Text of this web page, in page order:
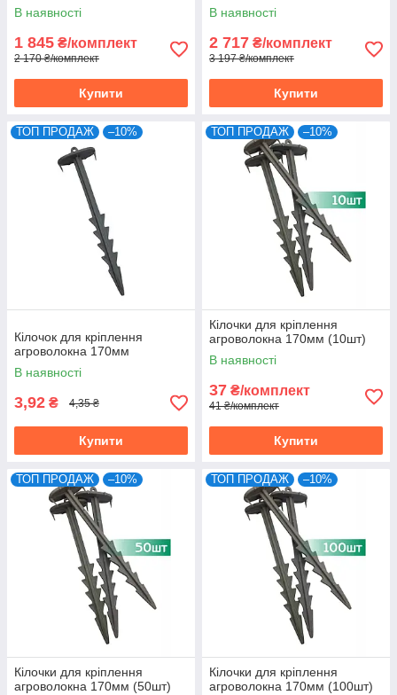
В наявності
1 845 ₴/комплект
2 170 ₴/комплект
Купити
В наявності
2 717 ₴/комплект
3 197 ₴/комплект
Купити
ТОП ПРОДАЖ –10%
Кілочок для кріплення
агроволокна 170мм
В наявності
3,92 ₴ 4,35 ₴
Купити
ТОП ПРОДАЖ –10%
Кілочки для кріплення
агроволокна 170мм (10шт)
В наявності
37 ₴/комплект
41 ₴/комплект
Купити
ТОП ПРОДАЖ –10%
Кілочки для кріплення
агроволокна 170мм (50шт)
ТОП ПРОДАЖ –10%
Кілочки для кріплення
агроволокна 170мм (100шт)